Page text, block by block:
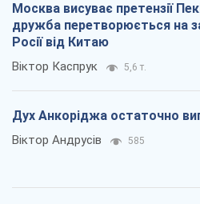
Москва висуває претензії
дружба перетворюється на
Росії від Китаю
Віктор Каспрук 5,6 т.
Дух Анкоріджа остаточно
Віктор Андрусів 585